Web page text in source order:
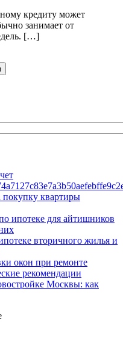
кредиту может
занимает от
[…]
квартиры
ипотеке для айтишников
вторичного жилья и
окон при ремонте
рекомендации
Москвы: как